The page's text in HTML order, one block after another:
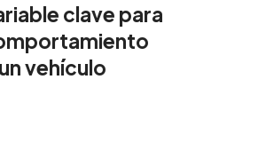
clave para
vehículo